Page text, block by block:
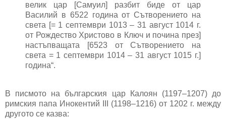
велик цар [Самуил] разбит биде от цар
Василий в 6522 година от Сътворението на
света [= 1 септември 1013 – 31 август 1014 г.
от Рождество Христово в Ключ и почина през]
настъпващата [6523 от Сътворението на
света = 1 септември 1014 – 31 август 1015 г.]
година“.
В писмото на българския цар Калоян (1197–1207) до
римския папа Инокентий ІІІ (1198–1216) от 1202 г. между
другото се казва: